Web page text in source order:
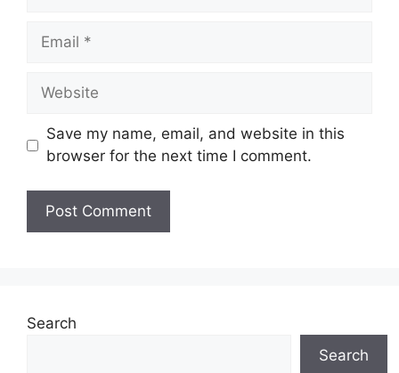
Email
Website
Save my name, email, and website in this
browser for the next time I comment.
Search
Search